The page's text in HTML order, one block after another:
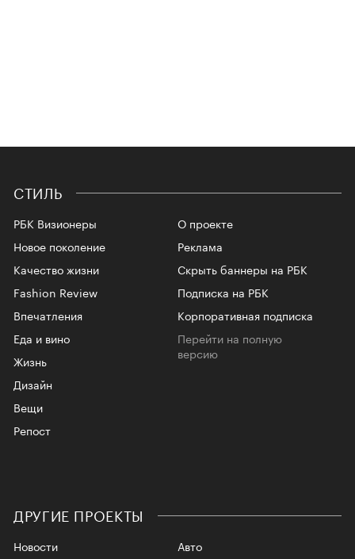
СТИЛЬ
РБК Визионеры
Новое поколение
Качество жизни
Fashion Review
Впечатления
Еда и вино
Жизнь
Дизайн
Вещи
Репост
О проекте
Реклама
Скрыть баннеры на РБК
Подписка на РБК
Корпоративная подписка
Перейти на полную
версию
ДРУГИЕ ПРОЕКТЫ
Новости
Авто